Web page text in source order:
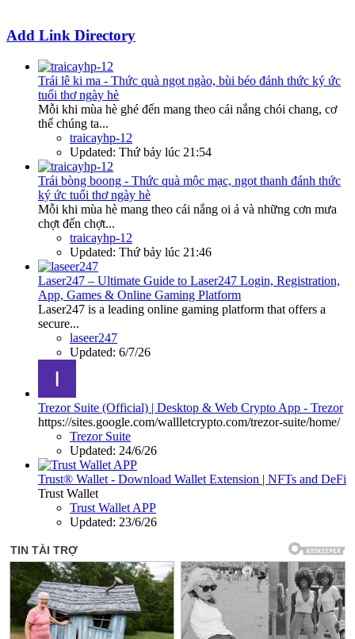
Add Link Directory
Trái lê ki ma - Thức quà ngọt ngào, bùi béo đánh thức ký ức
tuổi thơ ngày hè
Mỗi khi mùa hè ghé đến mang theo cái nắng chói chang, cơ
thể chúng ta...
traicayhp-12
Updated: Thứ bảy lúc 21:54
Trái bòng boong - Thức quà mộc mạc, ngọt thanh đánh thức
ký ức tuổi thơ ngày hè
Mỗi khi mùa hè mang theo cái nắng oi ả và những cơn mưa
chợt đến chợt...
traicayhp-12
Updated: Thứ bảy lúc 21:46
Laser247 – Ultimate Guide to Laser247 Login, Registration,
App, Games & Online Gaming Platform
Laser247 is a leading online gaming platform that offers a
secure...
laseer247
Updated: 6/7/26
Trezor Suite (Official) | Desktop & Web Crypto App - Trezor
https://sites.google.com/wallletcrypto.com/trezor-suite/home/
Trezor Suite
Updated: 24/6/26
Trust® Wallet - Download Wallet Extension | NFTs and DeFi
Trust Wallet
Trust Wallet APP
Updated: 23/6/26